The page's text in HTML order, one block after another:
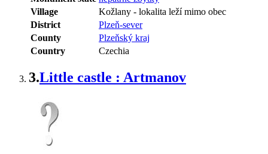
Village
Kožlany - lokalita leží mimo obec
District
Plzeň-sever
County
Plzeňský kraj
Country
Czechia
3.Little castle : Artmanov